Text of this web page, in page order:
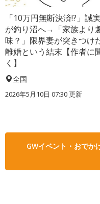
「10万円無断決済!?」誠
が釣り沼へ→「家族より
味？」限界妻が突きつけ
離婚という結末【作者に
く】
全国
2026年5月10日 07:30 更新
GWイベント・おでか